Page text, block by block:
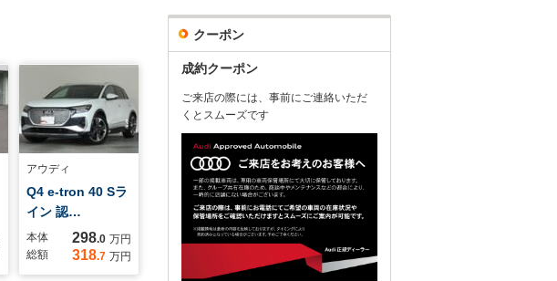
アウディ
Q4 e-tron 40 Sラ
イン 認…
本体 298.0 万円
総額
318.7 万円
クーポン
成約クーポン
ご来店の際には、事前にご連絡いただ
くとスムーズです